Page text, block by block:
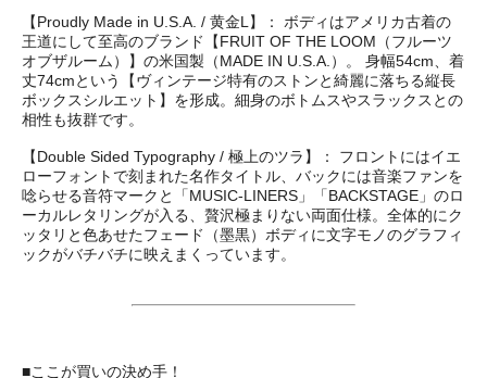
【Proudly Made in U.S.A. / 黄金L】： ボディはアメリカ古着の
王道にして至高のブランド【FRUIT OF THE LOOM（フルーツ
オブザルーム）】の米国製（MADE IN U.S.A.）。 身幅54cm、着
丈74cmという【ヴィンテージ特有のストンと綺麗に落ちる縦長
ボックスシルエット】を形成。細身のボトムスやスラックスとの
相性も抜群です。
【Double Sided Typography / 極上のツラ】： フロントにはイエ
ローフォントで刻まれた名作タイトル、バックには音楽ファンを
唸らせる音符マークと「MUSIC-LINERS」「BACKSTAGE」のロ
ーカルレタリングが入る、贅沢極まりない両面仕様。全体的にク
ッタリと色あせたフェード（墨黒）ボディに文字モノのグラフィ
ックがバチバチに映えまくっています。
■ここが買いの決め手！